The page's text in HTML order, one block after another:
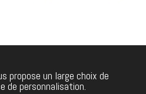
propose un large choix de
de personnalisation.